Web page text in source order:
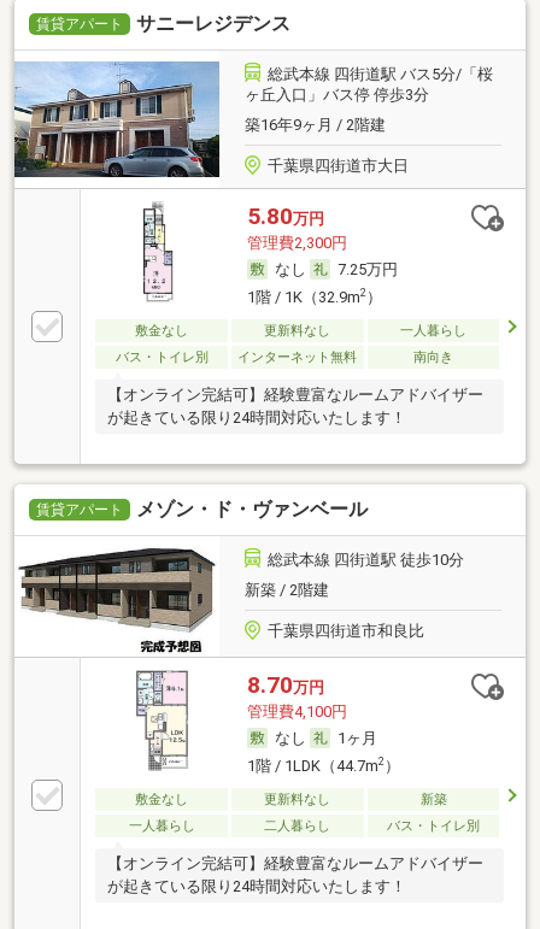
賃貸アパート サニーレジデンス
総武本線 四街道駅 バス5分/「桜
ヶ丘入口」バス停 停歩3分
築16年9ヶ月 / 2階建
千葉県四街道市大日
5.80万円
管理費2,300円
なし
7.25万円
1階 / 1K（32.9m2）
敷金なし 更新料なし
一人暮らし
バス・トイレ別
インターネット無料 南向き
【オンライン完結可】経験豊富なルームアドバイザー
が起きている限り24時間対応いたします！
賃貸アパート メゾン・ド・ヴァンベール
総武本線 四街道駅 徒歩10分
新築 / 2階建
千葉県四街道市和良比
8.70万円
管理費4,100円
なし
1ヶ月
1階 / 1LDK（44.7m2）
敷金なし 更新料なし
新築
一人暮らし
二人暮らし バス・トイレ別
【オンライン完結可】経験豊富なルームアドバイザー
が起きている限り24時間対応いたします！